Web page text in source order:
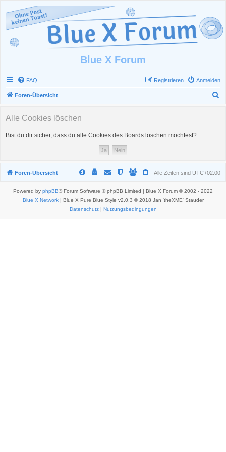
Blue X Forum
FAQ Anmelden
Registrieren
Foren-Übersicht
Alle Cookies löschen
Bist du dir sicher, dass du alle Cookies des Boards löschen möchtest?
Foren-Übersicht Alle Zeiten sind UTC+02:00
Powered by phpBB® Forum Software © phpBB Limited | Blue X Forum © 2002 - 2022
Blue X Network| Blue X Pure Blue Style v2.0.3 © 2018 Jan 'theXME' Stauder
Datenschutz| Nutzungsbedingungen